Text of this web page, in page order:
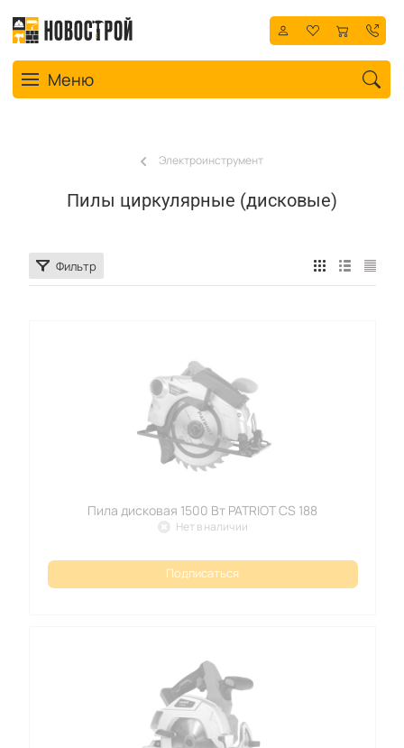
Toggle navigation
Меню
Электроинструмент
Пилы циркулярные (дисковые)
Фильтр
Пила дисковая 1500 Вт PATRIOT CS 188
Нет в наличии
Подписаться